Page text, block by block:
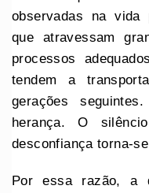
observadas na vida
que atravessam
processos
tendem a
gerações
herança. O
desconfiança torna-
Por essa razão, a